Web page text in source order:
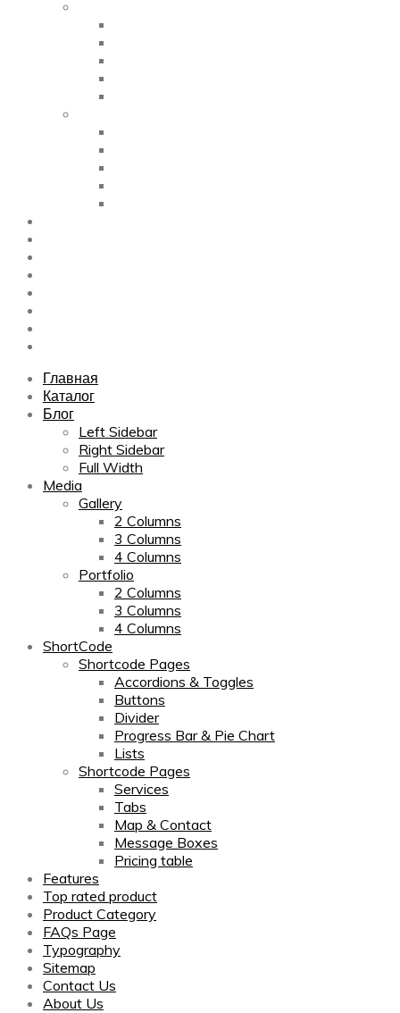
Главная
Каталог
Блог
Left Sidebar
Right Sidebar
Full Width
Media
Gallery
2 Columns
3 Columns
4 Columns
Portfolio
2 Columns
3 Columns
4 Columns
ShortCode
Shortcode Pages
Accordions & Toggles
Buttons
Divider
Progress Bar & Pie Chart
Lists
Shortcode Pages
Services
Tabs
Map & Contact
Message Boxes
Pricing table
Features
Top rated product
Product Category
FAQs Page
Typography
Sitemap
Contact Us
About Us